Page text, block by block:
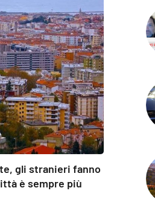
gli stranieri fanno
è sempre più